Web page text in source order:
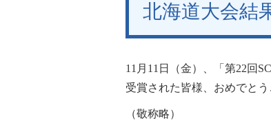
北海道大会結
11月11日（金）、「第22回
受賞された皆様、おめでとう
（敬称略）